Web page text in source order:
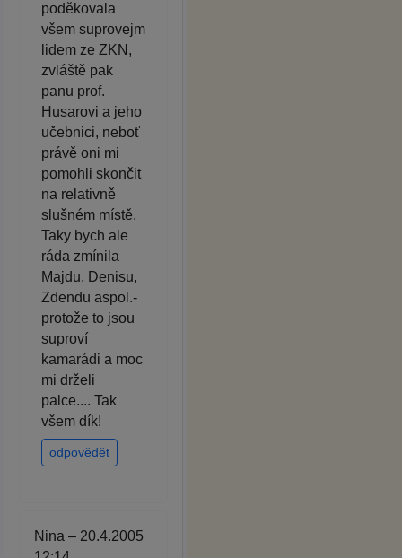
poděkovala
všem suprovejm
lidem ze ZKN,
zvláště pak
panu prof.
Husarovi a jeho
učebnici, neboť
právě oni mi
pomohli skončit
na relativně
slušném místě.
Taky bych ale
ráda zmínila
Majdu, Denisu,
Zdendu aspol.-
protože to jsou
suproví
kamarádi a moc
mi drželi
palce.... Tak
všem dík!
odpovědět
Nina – 20.4.2005